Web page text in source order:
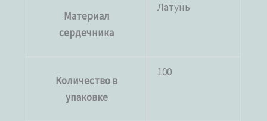
Материал
сердечника
Латунь
Количество в
упаковке
100